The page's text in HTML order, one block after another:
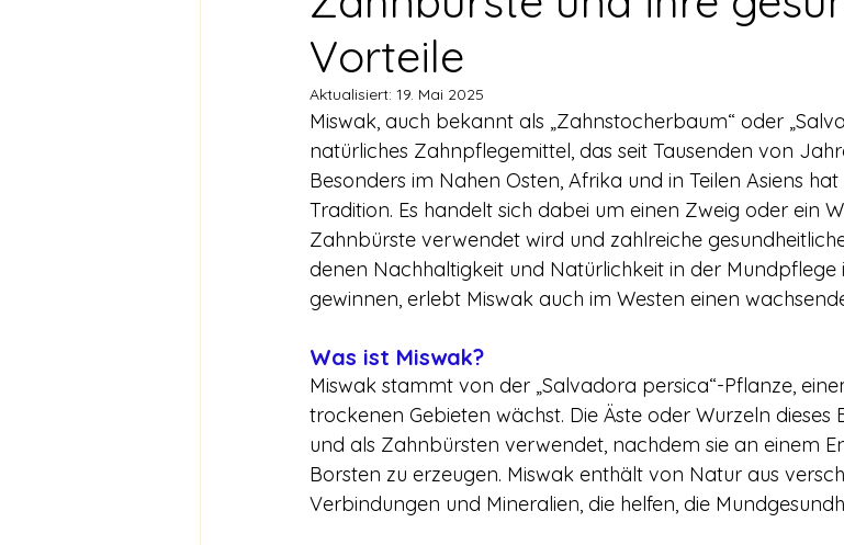
Vorteile
Aktualisiert: 19. Mai 2025
Miswak, auch bekannt als „Zahnstocherbaum“ oder
natürliches Zahnpflegemittel, das seit Tausenden von
Besonders im Nahen Osten, Afrika und in Teilen Asiens
Tradition. Es handelt sich dabei um einen Zweig oder ein
Zahnbürste verwendet wird und zahlreiche
denen Nachhaltigkeit und Natürlichkeit in der
gewinnen, erlebt Miswak auch im Westen einen
Was ist Miswak?
Miswak stammt von der „Salvadora persica“-Pflanze,
trockenen Gebieten wächst. Die Äste oder Wurzeln
und als Zahnbürsten verwendet, nachdem sie an einem
Borsten zu erzeugen. Miswak enthält von Natur aus
Verbindungen und Mineralien, die helfen, die